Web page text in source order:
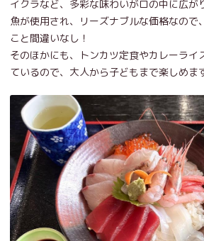
イクラなど、多彩な味わいがロの中に広が
魚が使用され、リーズナブルな価格なので
こと間違いなし！
そのほかにも、トンカツ定食やカレーライ
ているので、大人から子どもまで楽しめま